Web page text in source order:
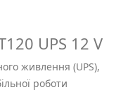
UPS 12 V
живлення (UPS),
роботи